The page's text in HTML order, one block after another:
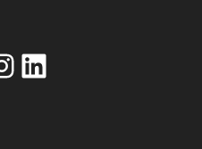
Linkedin